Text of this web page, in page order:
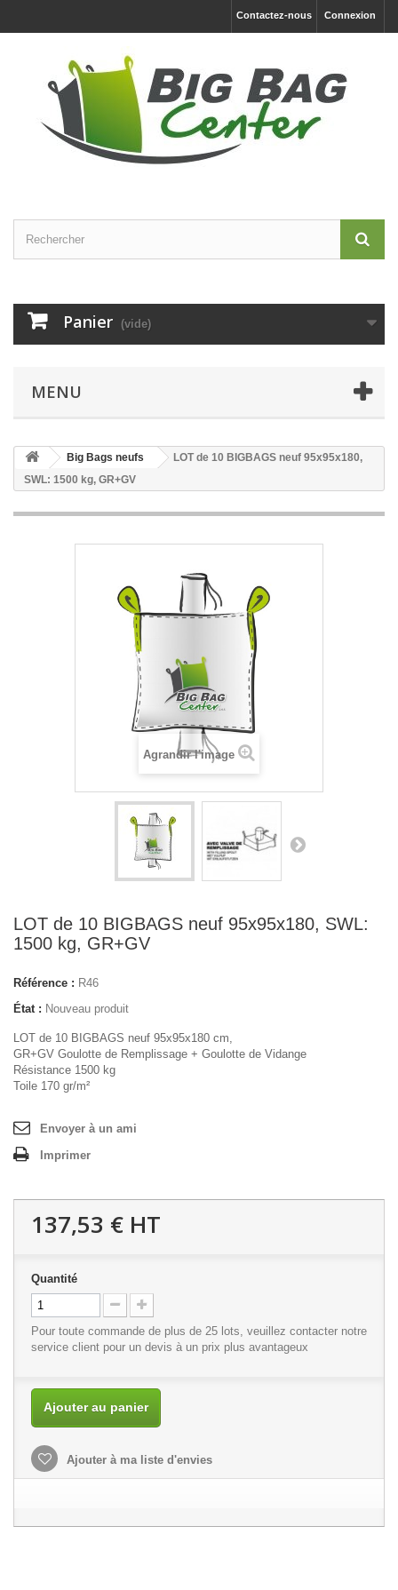
Connexion
Contactez-nous
Panier (vide)
MENU
Big Bags neufs
LOT de 10 BIGBAGS neuf 95x95x180,
SWL: 1500 kg, GR+GV
Agrandir l'image
LOT de 10 BIGBAGS neuf 95x95x180, SWL:
1500 kg, GR+GV
Référence : R46
État : Nouveau produit
LOT de 10 BIGBAGS neuf 95x95x180 cm,
GR+GV Goulotte de Remplissage + Goulotte de Vidange
Résistance 1500 kg
Toile 170 gr/m²
Envoyer à un ami
Imprimer
137,53 € HT
Quantité
Pour toute commande de plus de 25 lots, veuillez contacter notre
service client pour un devis à un prix plus avantageux
Ajouter au panier
Ajouter à ma liste d'envies